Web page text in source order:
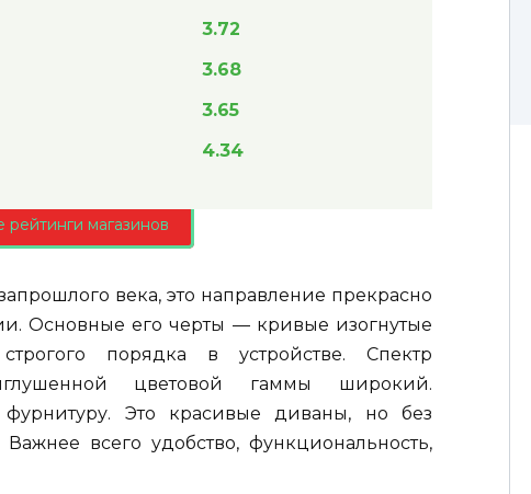
3.72
3.68
3.65
4.34
рейтинги магазинов
века, это направление прекрасно
Основные его черты — кривые изогнутые
порядка в устройстве. Спектр
цветовой гаммы широкий.
Это красивые диваны, но без
всего удобство, функциональность,